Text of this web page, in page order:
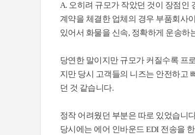
A. 오히려 규모가 작았던 것이 장점인
계약을 체결한 업체의 경우 부품회사
있어서 화물을 신속, 정확하게 운송하
당연한 말이지만 규모가 커질수록 프
지만 당시 고객들의 니즈는 안전하고
던 것 같습니다.
정작 어려웠던 부분은 따로 있었습니
당시에는 에어 인바운드 EDI 전송을